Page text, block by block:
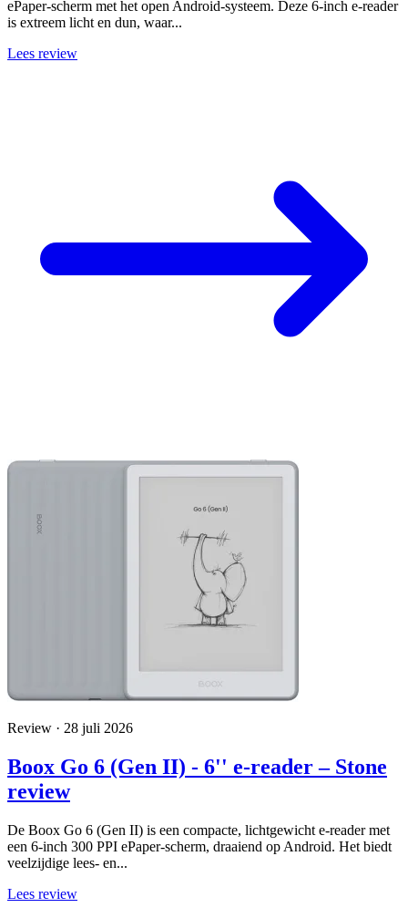
ePaper-scherm met het open Android-systeem. Deze 6-inch e-reader
is extreem licht en dun, waar...
Lees review
Review · 28 juli 2026
Boox Go 6 (Gen II) - 6'' e-reader – Stone
review
De Boox Go 6 (Gen II) is een compacte, lichtgewicht e-reader met
een 6-inch 300 PPI ePaper-scherm, draaiend op Android. Het biedt
veelzijdige lees- en...
Lees review